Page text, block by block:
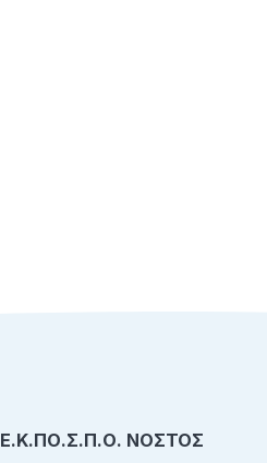
Ε.Κ.ΠΟ.Σ.Π.Ο. ΝΟΣΤΟΣ